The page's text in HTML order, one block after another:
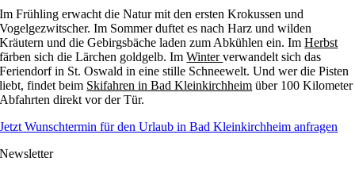
Im Frühling erwacht die Natur mit den ersten Krokussen und
Vogelgezwitscher. Im Sommer duftet es nach Harz und wilden
Kräutern und die Gebirgsbäche laden zum Abkühlen ein. ImHerbst
färben sich die Lärchen goldgelb. ImWinterverwandelt sich das
Feriendorf in St. Oswald in eine stille Schneewelt. Und wer die Pisten
liebt, findet beim Skifahren in Bad Kleinkirchheim über 100 Kilometer
Abfahrten direkt vor der Tür.
Jetzt Wunschtermin für den Urlaub in Bad Kleinkirchheim anfragen
Newsletter